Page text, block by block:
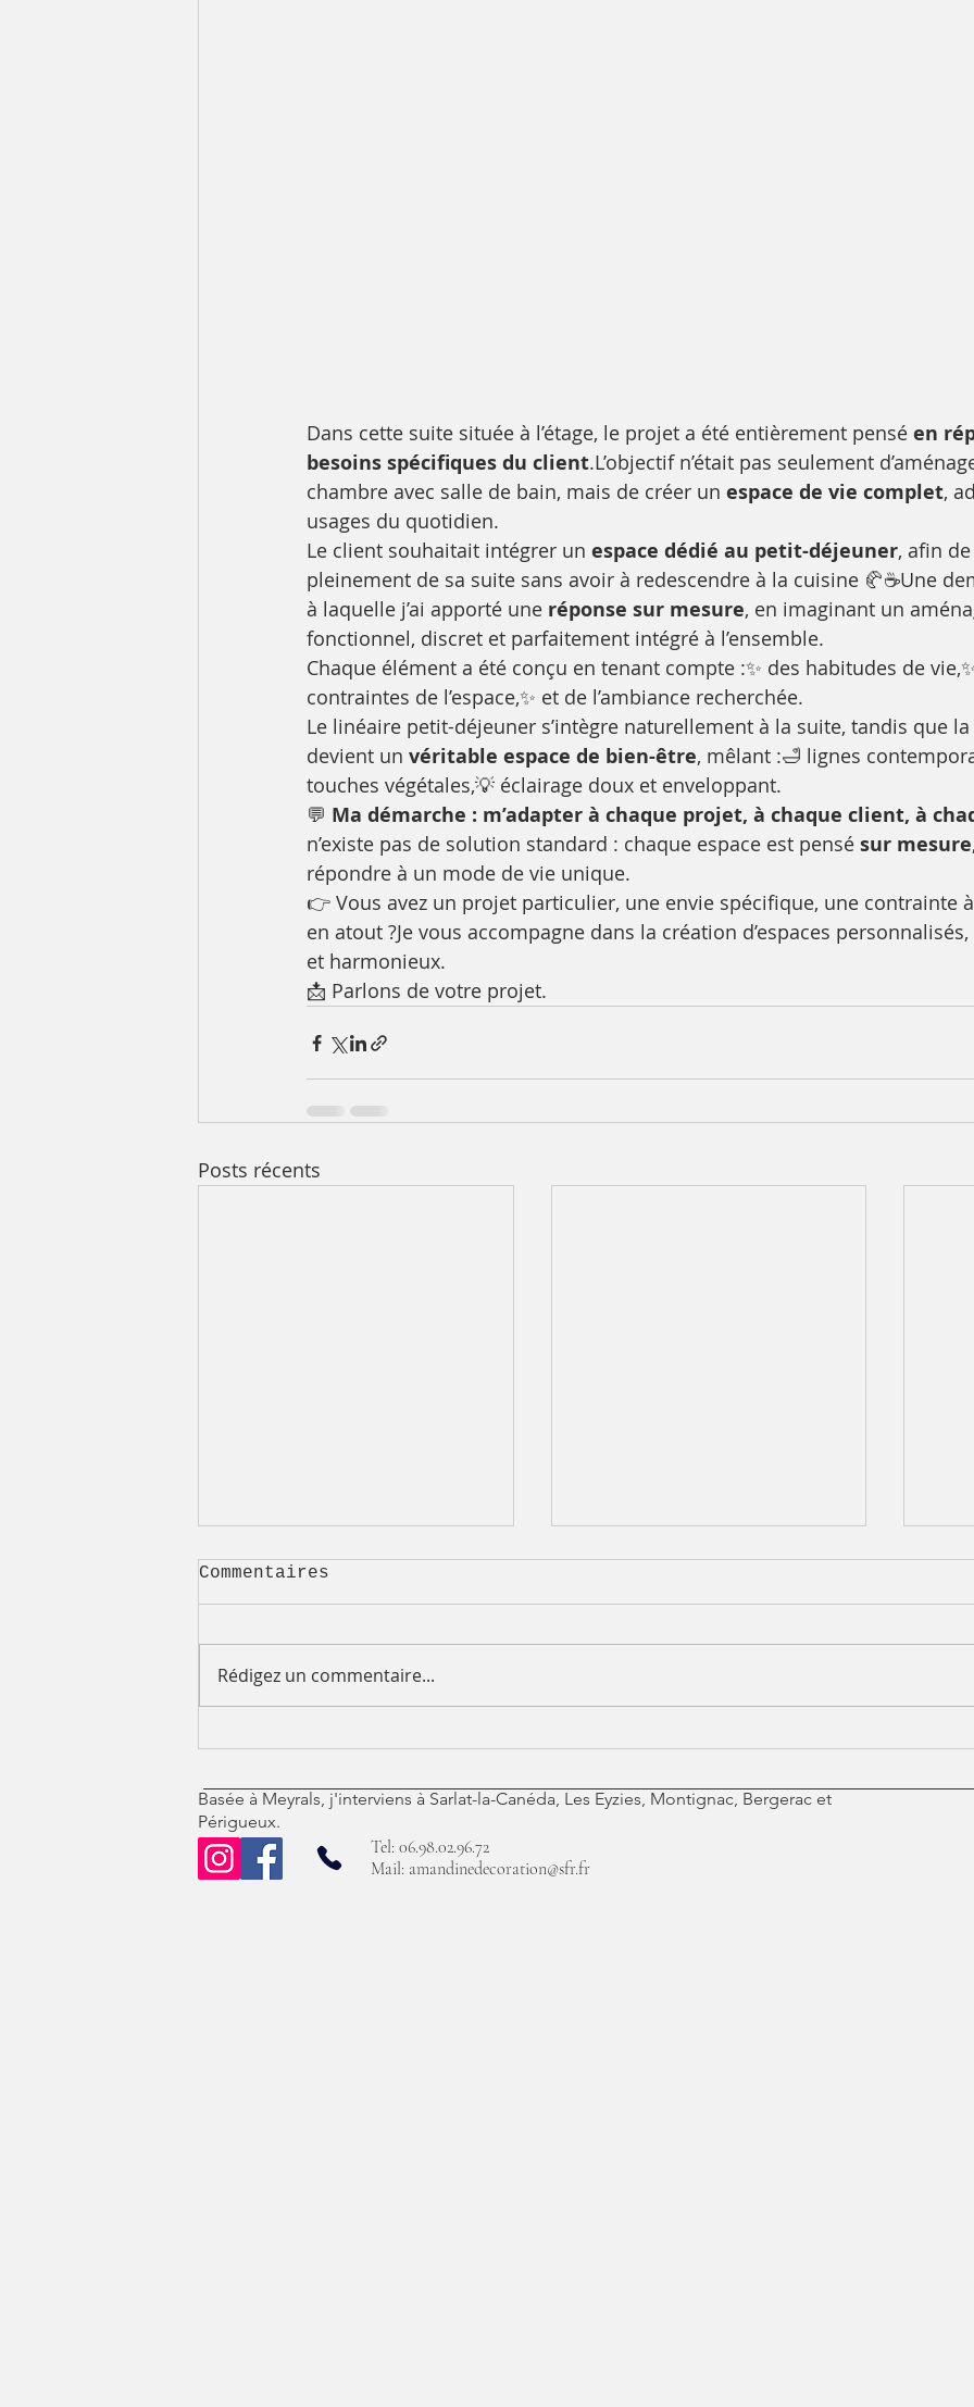
Dans cette suite située à l’étage, le projet a été entièrement pensé en
besoins spécifiques du client.L’objectif n’était pas seulement
chambre avec salle de bain, mais de créer un espace de vie complet,
usages du quotidien.
Le client souhaitait intégrer un espace dédié au petit-déjeuner, afin
pleinement de sa suite sans avoir à redescendre à la cuisine 🥐☕Une
à laquelle j’ai apporté une réponse sur mesure, en imaginant un
fonctionnel, discret et parfaitement intégré à l’ensemble.
Chaque élément a été conçu en tenant compte :✨ des habitudes de
contraintes de l’espace,✨ et de l’ambiance recherchée.
Le linéaire petit-déjeuner s’intègre naturellement à la suite, tandis que
devient un véritable espace de bien-être, mêlant :🛁 lignes
touches végétales,💡 éclairage doux et enveloppant.
💬 Ma démarche : m’adapter à chaque projet, à chaque client, à
n’existe pas de solution standard : chaque espace est pensé sur mesure
répondre à un mode de vie unique.
👉 Vous avez un projet particulier, une envie spécifique, une contrainte
en atout ?Je vous accompagne dans la création d’espaces
et harmonieux.
📩 Parlons de votre projet.
Posts récents
pièce à vivre
supplémentaire
Commentaires
Rédigez un commentaire...
Basée à Meyrals, j'interviens à Sarlat-la-Canéda, Les Eyzies, Montignac, Bergerac et
Périgueux.
Tel: 06.98.02.96.72
Mail: amandinedecoration@sfr.fr